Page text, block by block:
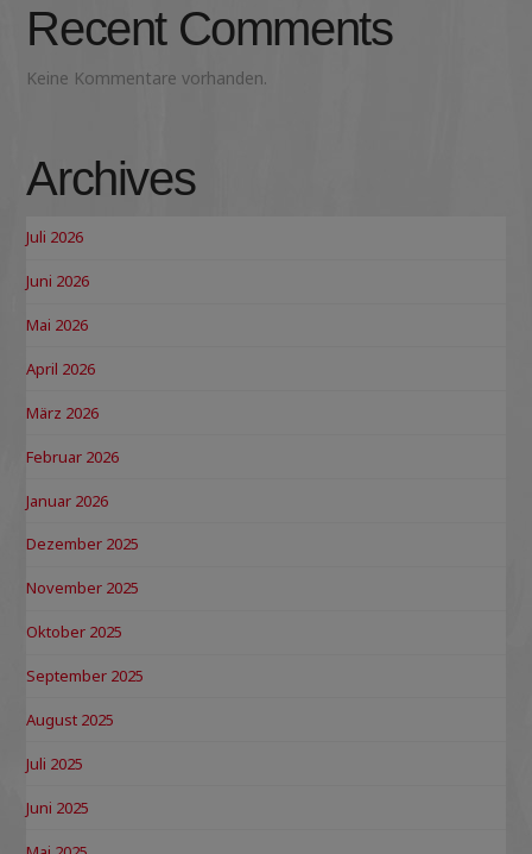
Recent Comments
Keine Kommentare vorhanden.
Archives
Juli 2026
Juni 2026
Mai 2026
April 2026
März 2026
Februar 2026
Januar 2026
Dezember 2025
November 2025
Oktober 2025
September 2025
August 2025
Juli 2025
Juni 2025